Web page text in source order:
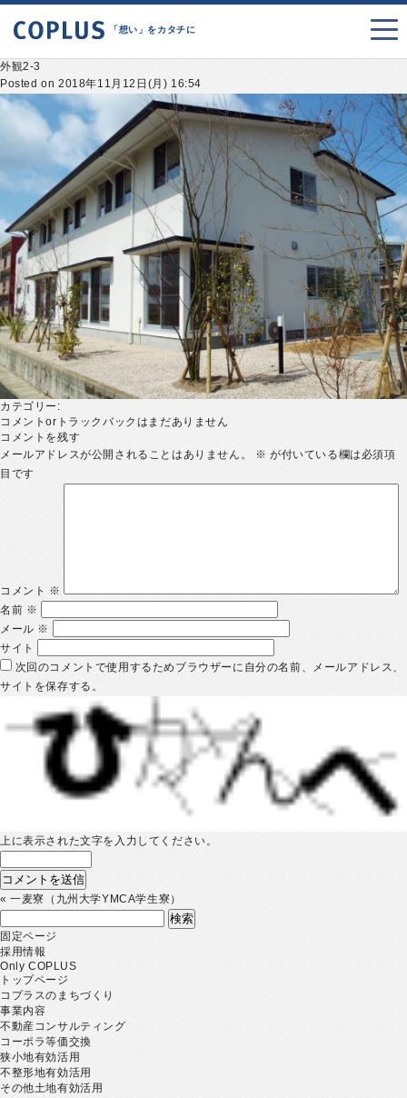
「想い」をカタチに
外観2-3
Posted on 2018年11月12日(月) 16:54
カテゴリー:
コメントorトラックバックはまだありません
コメントを残す
メールアドレスが公開されることはありません。
※ が付いている欄は必須項
目です
コメント ※
名前 ※
メール ※
サイト
次回のコメントで使用するためブラウザーに自分の名前、メールアドレス、
サイトを保存する。
上に表示された文字を入力してください。
«一麦寮（九州大学YMCA学生寮）
索:
固定ページ
採用情報
Only COPLUS
トップページ
コプラスのまちづくり
事業内容
不動産コンサルティング
コーポラ等価交換
狭小地有効活用
不整形地有効活用
その他土地有効活用